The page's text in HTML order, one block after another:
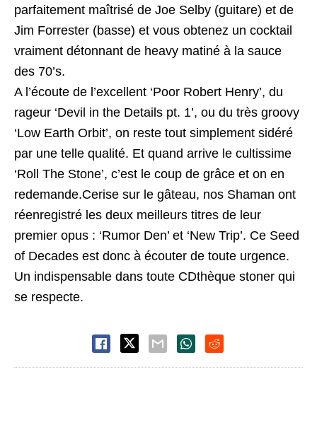
parfaitement maîtrisé de Joe Selby (guitare) et de
Jim Forrester (basse) et vous obtenez un cocktail
vraiment détonnant de heavy matiné à la sauce
des 70’s.
A l’écoute de l’excellent ‘Poor Robert Henry’, du
rageur ‘Devil in the Details pt. 1’, ou du très groovy
‘Low Earth Orbit’, on reste tout simplement sidéré
par une telle qualité. Et quand arrive le cultissime
‘Roll The Stone’, c’est le coup de grâce et on en
redemande.Cerise sur le gâteau, nos Shaman ont
réenregistré les deux meilleurs titres de leur
premier opus : ‘Rumor Den’ et ‘New Trip’. Ce Seed
of Decades est donc à écouter de toute urgence.
Un indispensable dans toute CDthèque stoner qui
se respecte.